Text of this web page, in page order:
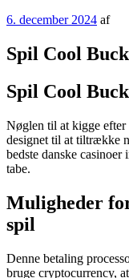
Udgivet
6. december 2024 af
Spil Cool
Spil Cool
Nøglen til at kigge efter
designet til at tiltrække
bedste danske
tabe.
Muligheder
spil
Denne betaling
bruge cryptocurrency,